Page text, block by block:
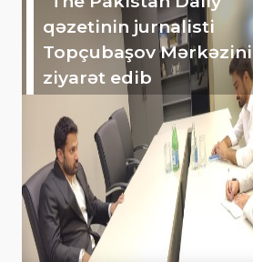
qəzetinin jurnalisti
Topçubaşov Mərkəzini
ziyarət edib